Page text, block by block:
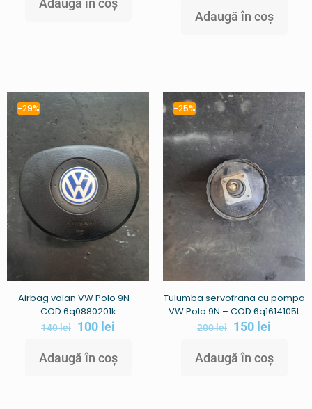
Adaugă în coș
-29%
Airbag volan VW Polo 9N –
COD 6q0880201k
140lei 100 lei
Adaugă în coș
-25%
Tulumba servofrana cu pompa
VW Polo 9N – COD 6q1614105t
200lei 150 lei
Adaugă în coș